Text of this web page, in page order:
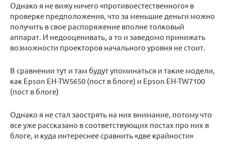
Однако я не вижу ничего «противоестественного» в
проверке предположения, что за меньшие деньги можно
получить в свое распоряжение вполне толковый
аппарат. И недооценивать, а то и заведомо принижать
возможности проекторов начального уровня не стоит.
В сравнении тут и там будут упоминаться и такие модели,
как Epson EH-TW5650 (пост в блоге) и Epson EH-TW7100
(пост в блоге)
Однако я не стал заострять на них внимание, потому что
все уже рассказано в соответствующих постах про них в
блоге, и куда интереснее сравнить «две крайности»